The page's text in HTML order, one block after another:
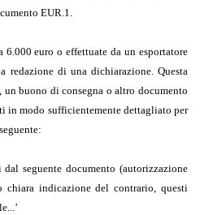
EUR.1.
euro o effettuate da un esportatore
redazione di una dichiarazione. Questa
un buono di consegna o altro documento
in modo sufficientemente dettagliato per
dal seguente documento (autorizzazione
chiara indicazione del contrario, questi